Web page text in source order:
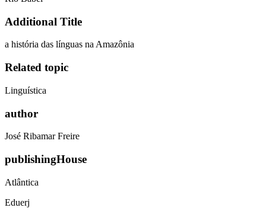
Additional Title
a história das línguas na Amazônia
Related topic
Linguística
author
José Ribamar Freire
publishingHouse
Atlântica
Eduerj